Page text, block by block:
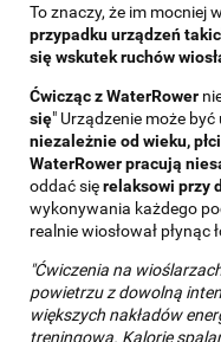
To znaczy, że im mocniej
przypadku urządzeń
się wskutek ruchów
Ćwicząc z WaterRower
się" Urządzenie może
niezależnie od wieku,
WaterRower pracują
oddać sięrelaksowi przy
wykonywania każdego
realnie wiosłował
"Ćwiczenia na
powietrzu z dowolną
większych nakładów
treningowa. Kalorie